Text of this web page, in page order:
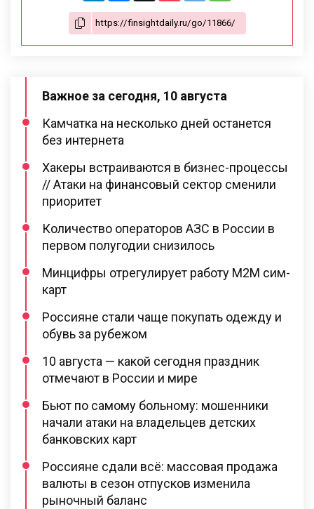
Важное за сегодня, 10 августа
Камчатка на несколько дней останется
без интернета
Хакеры встраиваются в бизнес-процессы
// Атаки на финансовый сектор сменили
приоритет
Количество операторов АЗС в России в
первом полугодии снизилось
Минцифры отрегулирует работу M2M сим-
карт
Россияне стали чаще покупать одежду и
обувь за рубежом
10 августа — какой сегодня праздник
отмечают в России и мире
Бьют по самому больному: мошенники
начали атаки на владельцев детских
банковских карт
Россияне сдали всё: массовая продажа
валюты в сезон отпусков изменила
рыночный баланс